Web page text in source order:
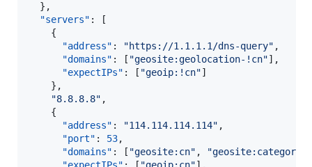
  },
"servers" : [
    {
"address" : "https://1.1.1.1/dns-query" ,
"domains" : [ "geosite:geolocation-!cn"],
"expectIPs" : [ "geoip:!cn"]
    },
"8.8.8.8" ,
    {
"address" : "114.114.114.114" ,
"port" : 53,
"domains" : [ "geosite:cn" , "geosite:category-